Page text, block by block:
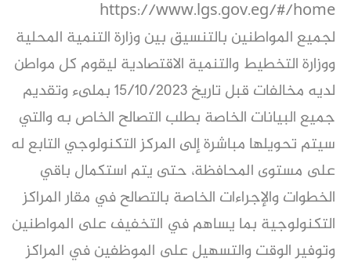
لجميع المواطنين بالتنسيق بين وزارة التنمية المحلية
ووزارة التخطيط والتنمية الاقتصادية ليقوم كل مواطن
لديه مخالفات قبل تاريخ 15/10/2023 بملىء وتقديم
جميع البيانات الخاصة بطلب التصالح الخاص به والتي
سيتم تحويلها مباشرة إلى المركز التكنولوجي التابع له
على مستوى المحافظة، حتى يتم استكمال باقي
الخطوات والإجراءات الخاصة بالتصالح في مقار المراكز
التكنولوجية بما يساهم في التخفيف على المواطنين
وتوفير الوقت والتسهيل على الموظفين في المراكز